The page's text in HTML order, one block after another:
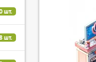
шт.
шт.